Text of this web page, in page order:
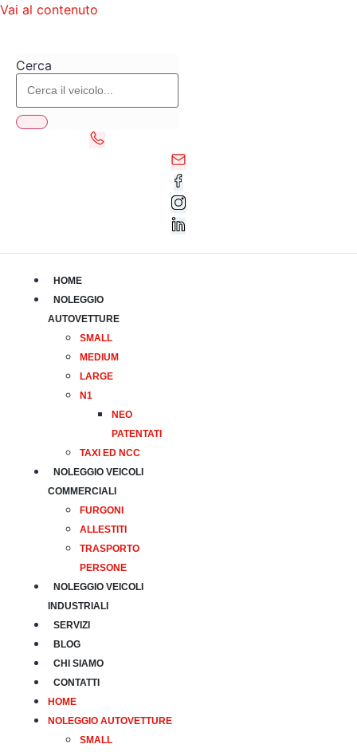
Vai al contenuto
Cerca
HOME
NOLEGGIO
AUTOVETTURE
SMALL
MEDIUM
LARGE
N1
NEO
PATENTATI
TAXI ED NCC
NOLEGGIO VEICOLI
COMMERCIALI
FURGONI
ALLESTITI
TRASPORTO
PERSONE
NOLEGGIO VEICOLI
INDUSTRIALI
SERVIZI
BLOG
CHI SIAMO
CONTATTI
HOME
NOLEGGIO AUTOVETTURE
SMALL